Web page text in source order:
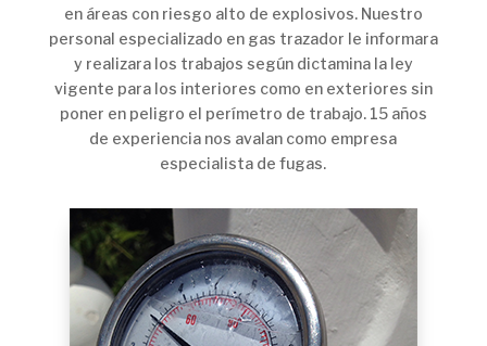
en áreas con riesgo alto de explosivos. Nuestro
personal especializado en gas trazador le informara
y realizara los trabajos según dictamina la ley
vigente para los interiores como en exteriores sin
poner en peligro el perímetro de trabajo. 15 años
de experiencia nos avalan como empresa
especialista de fugas.